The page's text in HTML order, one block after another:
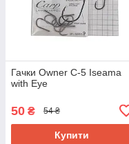
Гачки Owner C-5 Iseama
with Eye
50 ₴ 54 ₴
Купити